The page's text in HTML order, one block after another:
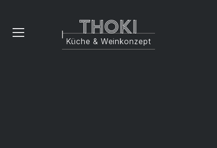
Thoki
Küche & Weinkonzept